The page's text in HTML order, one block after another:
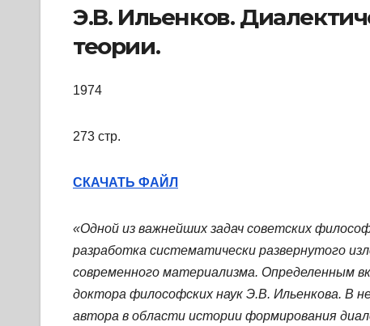
Э.В. Ильенков.
теории.
1974
273 стр.
СКАЧАТЬ ФАЙЛ
«Одной из важнейших задач советских
разработка систематически развернутого
современного материализма. Определенным
доктора философских наук Э.В. Ильенкова. В
автора в области истории формирования